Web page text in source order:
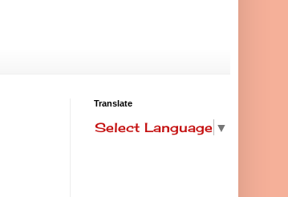
Translate
Select Language ▼